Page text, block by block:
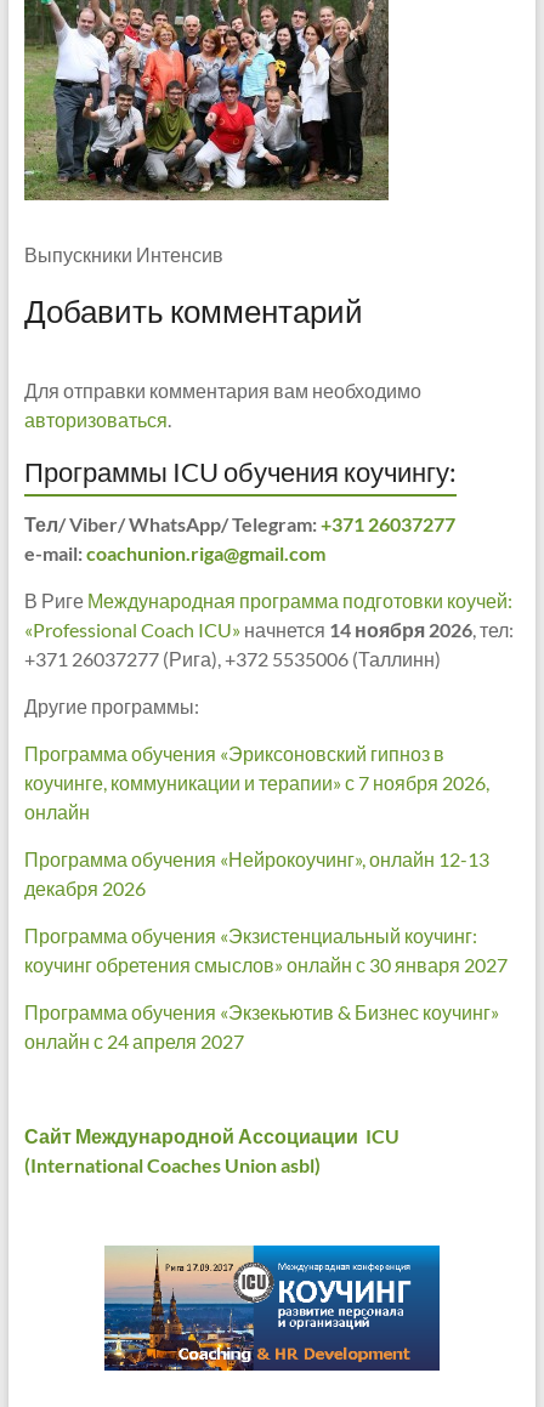
Выпускники Интенсив
Добавить комментарий
Для отправки комментария вам необходимо
авторизоваться.
Программы ICU обучения коучингу:
Тел/ Viber/ WhatsApp/ Telegram:+371 26037277
e-mail:coachunion.riga@gmail.com
В Риге Международная программа подготовки коучей:
«Professional Coach ICU»начнется 14 ноября 2026, тел:
+371 26037277 (Рига), +372 5535006 (Таллинн)
Другие программы:
Программа обучения «Эриксоновский гипноз в
коучинге, коммуникации и терапии» с 7 ноября 2026,
онлайн
Программа обучения «Нейрокоучинг», онлайн 12-13
декабря 2026
Программа обучения «Экзистенциальный коучинг:
коучинг обретения смыслов» онлайн с 30 января 2027
Программа обучения «Экзекьютив & Бизнес коучинг»
онлайн с 24 апреля 2027
Сайт Международной Ассоциации ICU
(International Coaches Union asbl)